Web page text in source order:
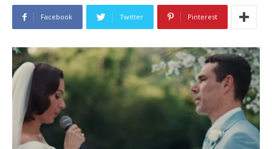
Facebook Twitter Pinterest